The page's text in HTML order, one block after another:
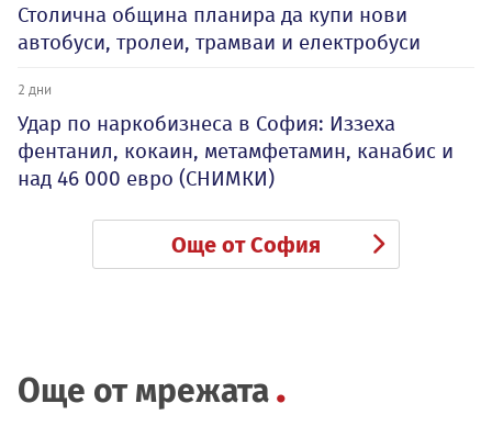
Столична община планира да купи нови
автобуси, тролеи, трамваи и електробуси
2 дни
Удар по наркобизнеса в София: Иззеха
фентанил, кокаин, метамфетамин, канабис и
над 46 000 евро (СНИМКИ)
Още от София
Още от мрежата